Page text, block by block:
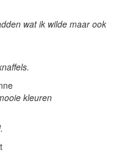
wat ik wilde maar ook
kleuren